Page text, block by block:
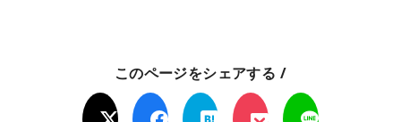
このページをシェアする /